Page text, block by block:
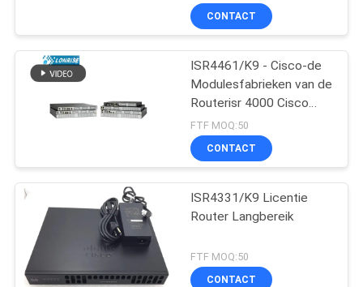
Routermodules
CONTACT
ISR4461/K9 - Cisco-de
Modulesfabrieken van de
Routerisr 4000 Cisco
Router
FTF MOQ:50
CONTACT
ISR4331/K9 Licentie
Router Langbereik
FTF MOQ:50
CONTACT